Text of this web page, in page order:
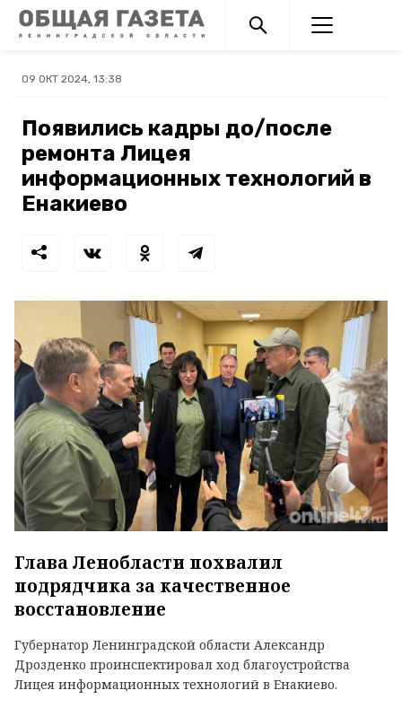
09 ОКТ 2024, 13:38
Появились кадры до/после
ремонта Лицея
информационных технологий в
Енакиево
Глава Ленобласти похвалил
подрядчика за качественное
восстановление
Губернатор Ленинградской области Александр
Дрозденко проинспектировал ход благоустройства
Лицея информационных технологий в Енакиево.